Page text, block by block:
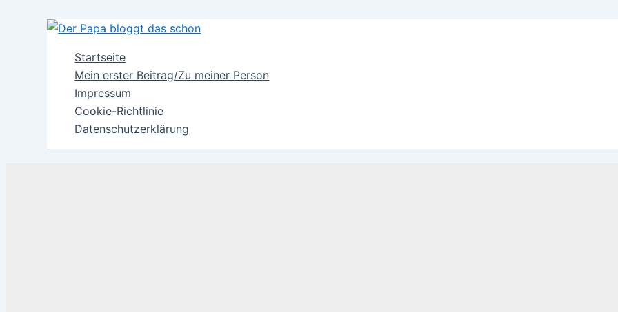
Startseite
Mein erster Beitrag/Zu meiner Person
Impressum
Cookie-Richtlinie
Datenschutzerklärung